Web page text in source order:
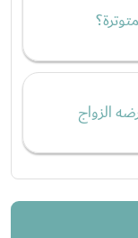
الزواج